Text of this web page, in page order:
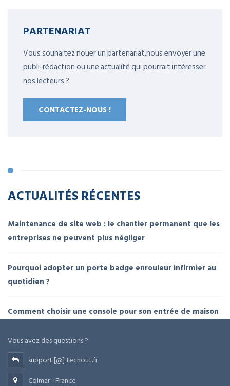
PARTENARIAT
Vous souhaitez nouer un partenariat,nous envoyer une
publi-rédaction ou une actualité qui pourrait intéresser
nos lecteurs ?
CONTACTEZ-NOUS !
ACTUALITÉS RÉCENTES
Maintenance de site web : le chantier permanent que les
entreprises ne peuvent plus négliger
Pourquoi adopter un porte badge enrouleur infirmier au
quotidien ?
Comment choisir une console pour son entrée de maison
Vous avez des questions ?
support [@] techout.fr
Colmar - France